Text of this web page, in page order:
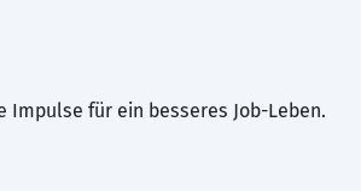
für ein besseres Job-Leben.